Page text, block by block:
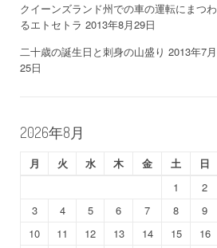
クイーンズランド州での車の運転にまつわ
るエトセトラ 2013年8月29日
二十歳の誕生日と刺身の山盛り 2013年7月
25日
2026年8月
月 火 水 木 金 土
日
1
2
3
4 5 6 7 8
9
10
11 12 13 14 15
16